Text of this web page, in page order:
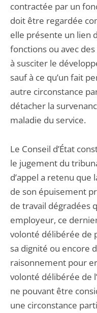
contractée par un
doit être regardée
elle présente un lien
fonctions ou avec
à susciter le
sauf à ce qu’un fait
autre circonstance
détacher la
maladie du service.
Le Conseil d’État
le jugement du
d’appel a retenu que
de son épuisement
de travail dégradées
employeur, ce
volonté délibérée de
sa dignité ou encore
raisonnement pour
volonté délibérée de
ne pouvant être
une circonstance